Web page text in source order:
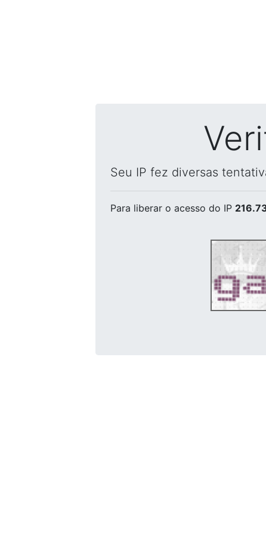
Seu IP fez diversas
Para liberar o acesso do IP